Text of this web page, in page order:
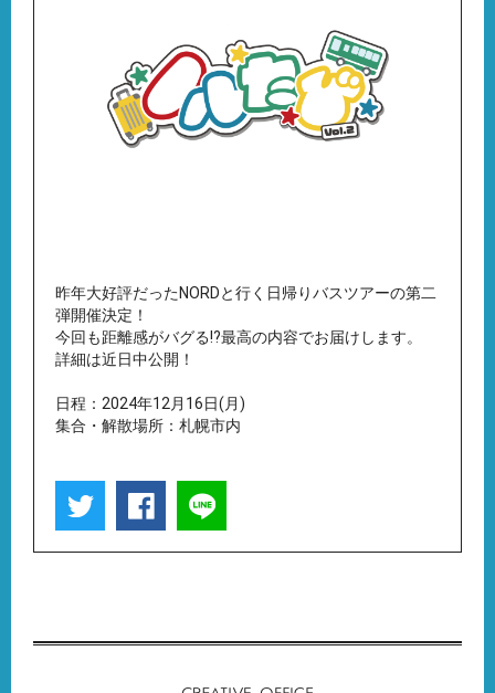
昨年大好評だったNORDと行く日帰りバスツアーの第二
弾開催決定！
今回も距離感がバグる!?最高の内容でお届けします。
詳細は近日中公開！
日程：2024年12月16日(月)
集合・解散場所：札幌市内